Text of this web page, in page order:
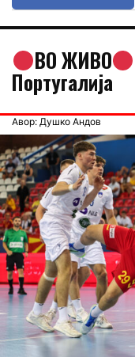
ВО ЖИВО
Португалија
Авор: Душко Андов